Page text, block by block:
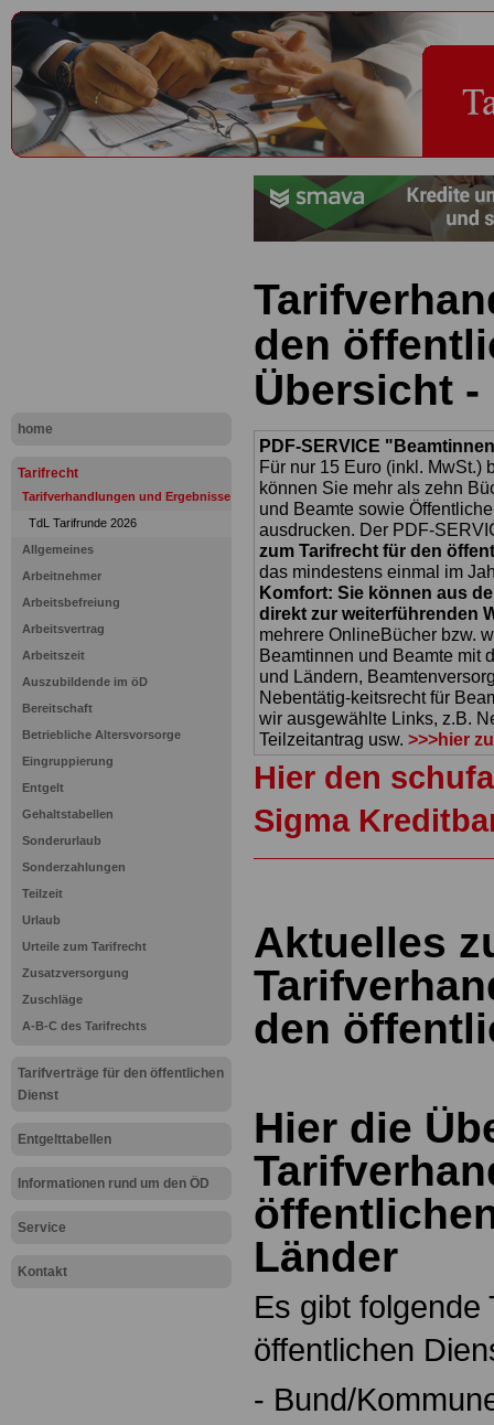
home
Tarifrecht
Tarifverhandlungen und Ergebnisse
TdL Tarifrunde 2026
Allgemeines
Arbeitnehmer
Arbeitsbefreiung
Arbeitsvertrag
Arbeitszeit
Auszubildende im öD
Bereitschaft
Betriebliche Altersvorsorge
Eingruppierung
Entgelt
Gehaltstabellen
Sonderurlaub
Sonderzahlungen
Teilzeit
Urlaub
Urteile zum Tarifrecht
Zusatzversorgung
Zuschläge
A-B-C des Tarifrechts
Tarifverträge für den öffentlichen
Dienst
Entgelttabellen
Informationen rund um den ÖD
Service
Kontakt
den
Übersicht -
PDF-SERVICE
Für nur 15 Euro (inkl. MwSt.)
können Sie mehr als zehn
und Beamte sowie
ausdrucken. Der PDF-
zum Tarifrecht für den
das mindestens einmal im
Komfort: Sie können aus
direkt zur weiterführenden
mehrere OnlineBücher bzw.
Beamtinnen und Beamte mit
und Ländern,
Nebentätig-keitsrecht für
wir ausgewählte Links, z.B.
Teilzeitantrag usw. >>>hier
Hier den
Sigma
Aktuelles
den
Hier die
Länder
Es gibt folgende
öffentlichen
- Bund/